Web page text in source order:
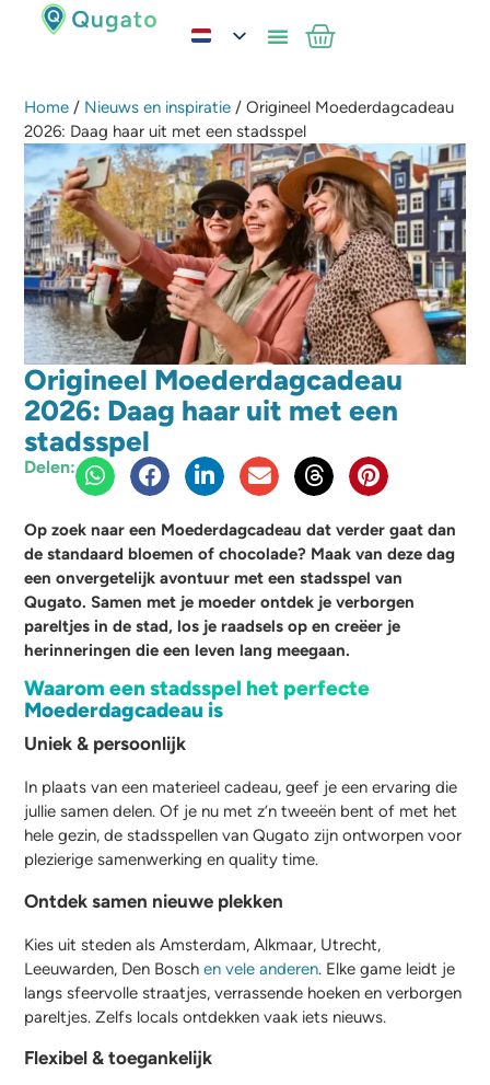
Home / Nieuws en inspiratie / Origineel Moederdagcadeau
2026: Daag haar uit met een stadsspel
Origineel Moederdagcadeau
2026: Daag haar uit met een
stadsspel
Delen:
Op zoek naar een Moederdagcadeau dat verder gaat dan
de standaard bloemen of chocolade? Maak van deze dag
een onvergetelijk avontuur met een stadsspel van
Qugato. Samen met je moeder ontdek je verborgen
pareltjes in de stad, los je raadsels op en creëer je
herinneringen die een leven lang meegaan.
Waarom een stadsspel het perfecte
Moederdagcadeau is
Uniek & persoonlijk
In plaats van een materieel cadeau, geef je een ervaring die
jullie samen delen. Of je nu met z’n tweeën bent of met het
hele gezin, de stadsspellen van Qugato zijn ontworpen voor
plezierige samenwerking en quality time.
Ontdek samen nieuwe plekken
Kies uit steden als Amsterdam, Alkmaar, Utrecht,
Leeuwarden, Den Boschen vele anderen. Elke game leidt je
langs sfeervolle straatjes, verrassende hoeken en verborgen
pareltjes. Zelfs locals ontdekken vaak iets nieuws.
Flexibel & toegankelijk